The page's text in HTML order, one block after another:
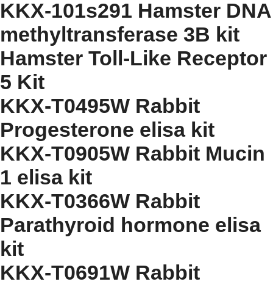
KKX-101s291 Hamster DNA
methyltransferase 3B kit
Hamster Toll-Like Receptor
5 Kit
KKX-T0495W Rabbit
Progesterone elisa kit
KKX-T0905W Rabbit Mucin
1 elisa kit
KKX-T0366W Rabbit
Parathyroid hormone elisa
kit
KKX-T0691W Rabbit